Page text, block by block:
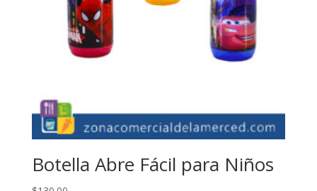
Botella Abre Fácil para Niños